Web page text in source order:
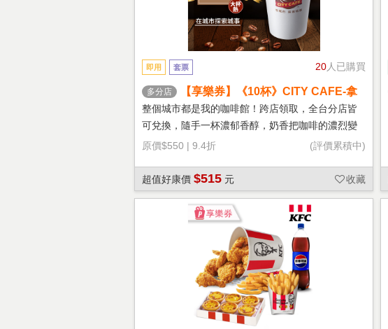
20人已購買
即用 套票
多分店
【享樂券】《10杯》CITY CAFE-拿
鐵(大杯-熱)
整個城市都是我的咖啡館！跨店領取，全台分店皆
可兌換，隨手一杯濃郁香醇，奶香把咖啡的濃烈變
溫柔！
原價$550 | 9.4折 (評價累積中)
超值好康價 $515 元 收藏